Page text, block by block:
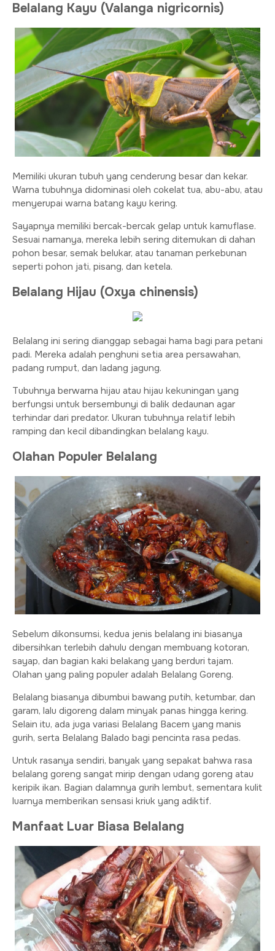
Belalang Kayu (Valanga nigricornis)
Memiliki ukuran tubuh yang cenderung besar dan kekar.
Warna tubuhnya didominasi oleh cokelat tua, abu-abu, atau
menyerupai warna batang kayu kering.
Sayapnya memiliki bercak-bercak gelap untuk kamuflase.
Sesuai namanya, mereka lebih sering ditemukan di dahan
pohon besar, semak belukar, atau tanaman perkebunan
seperti pohon jati, pisang, dan ketela.
Belalang Hijau (Oxya chinensis)
Belalang ini sering dianggap sebagai hama bagi para petani
padi. Mereka adalah penghuni setia area persawahan,
padang rumput, dan ladang jagung.
Tubuhnya berwarna hijau atau hijau kekuningan yang
berfungsi untuk bersembunyi di balik dedaunan agar
terhindar dari predator. Ukuran tubuhnya relatif lebih
ramping dan kecil dibandingkan belalang kayu.
Olahan Populer Belalang
Sebelum dikonsumsi, kedua jenis belalang ini biasanya
dibersihkan terlebih dahulu dengan membuang kotoran,
sayap, dan bagian kaki belakang yang berduri tajam.
Olahan yang paling populer adalah Belalang Goreng.
Belalang biasanya dibumbui bawang putih, ketumbar, dan
garam, lalu digoreng dalam minyak panas hingga kering.
Selain itu, ada juga variasi Belalang Bacem yang manis
gurih, serta Belalang Balado bagi pencinta rasa pedas.
Untuk rasanya sendiri, banyak yang sepakat bahwa rasa
belalang goreng sangat mirip dengan udang goreng atau
keripik ikan. Bagian dalamnya gurih lembut, sementara kulit
luarnya memberikan sensasi kriuk yang adiktif.
Manfaat Luar Biasa Belalang